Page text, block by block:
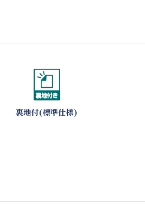
裏地付(標準仕様)